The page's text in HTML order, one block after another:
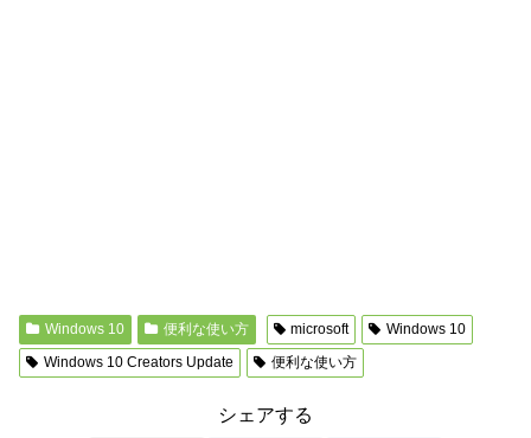
Windows 10 便利な使い方 microsoft
Windows 10
Windows 10 Creators Update
便利な使い方
シェアする